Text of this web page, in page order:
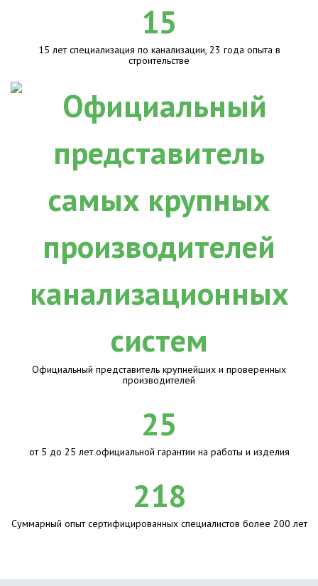
15
15 лет специализация по канализации, 23 года опыта в
строительстве
Официальный представитель крупнейших и проверенных
производителей
25
от 5 до 25 лет официальной гарантии на работы и изделия
218
Суммарный опыт сертифицированных специалистов более 200 лет